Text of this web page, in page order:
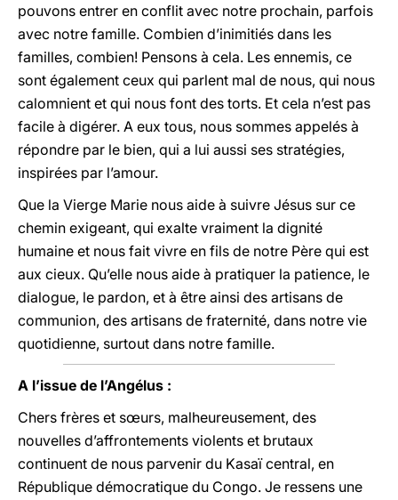
pouvons entrer en conflit avec notre prochain, parfois
avec notre famille. Combien d’inimitiés dans les
familles, combien! Pensons à cela. Les ennemis, ce
sont également ceux qui parlent mal de nous, qui nous
calomnient et qui nous font des torts. Et cela n’est pas
facile à digérer. A eux tous, nous sommes appelés à
répondre par le bien, qui a lui aussi ses stratégies,
inspirées par l’amour.
Que la Vierge Marie nous aide à suivre Jésus sur ce
chemin exigeant, qui exalte vraiment la dignité
humaine et nous fait vivre en fils de notre Père qui est
aux cieux. Qu’elle nous aide à pratiquer la patience, le
dialogue, le pardon, et à être ainsi des artisans de
communion, des artisans de fraternité, dans notre vie
quotidienne, surtout dans notre famille.
A l’issue de l’Angélus :
Chers frères et sœurs, malheureusement, des
nouvelles d’affrontements violents et brutaux
continuent de nous parvenir du Kasaï central, en
République démocratique du Congo. Je ressens une